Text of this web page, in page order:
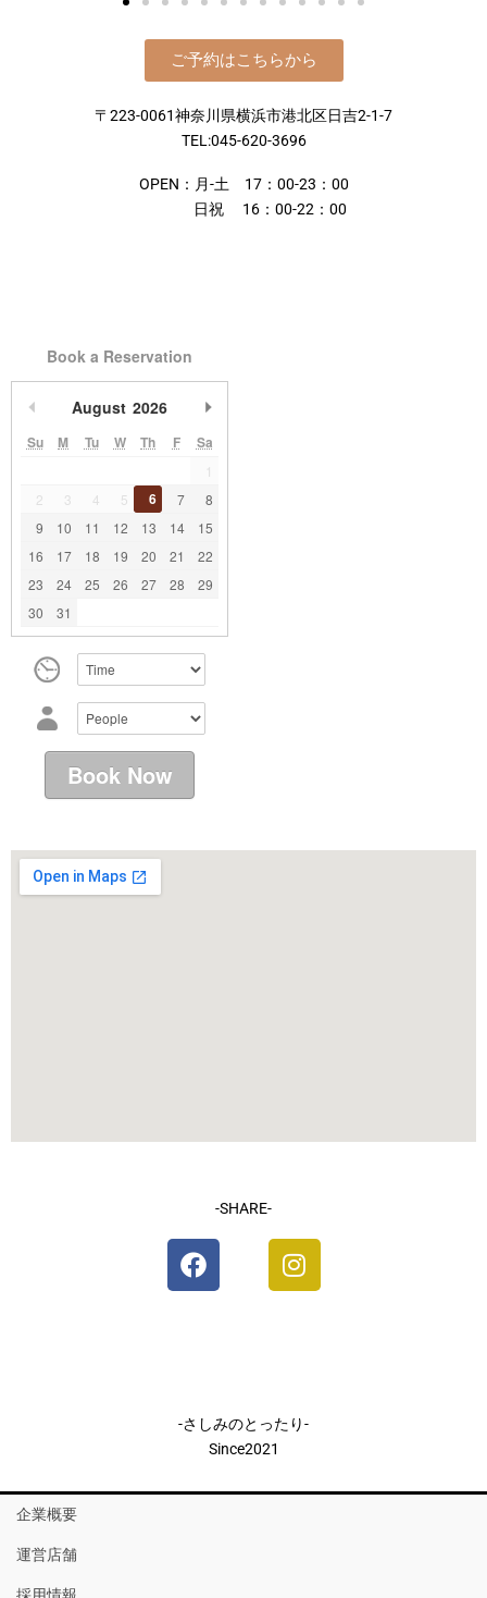
ご予約はこちらから
〒223-0061神奈川県横浜市港北区日吉2-1-7
TEL:045-620-3696
OPEN：月-土 17：00-23：00
日祝 16：00-22：00
Book a Reservation
August 2026
undefined
Su M Tu W Th F Sa
1
2
3 4 5 6 7
8
9
10 11 12 13 14
15
16
17 18 19 20 21
22
23
24 25 26 27 28
29
30
31
-SHARE-
-さしみのとったり-
Since2021
企業概要
運営店舗